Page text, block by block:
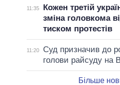
11:35
Кожен третій
зміна головкома
тиском протестів
11:20
Суд призначив до
голови райсуду на
Більше